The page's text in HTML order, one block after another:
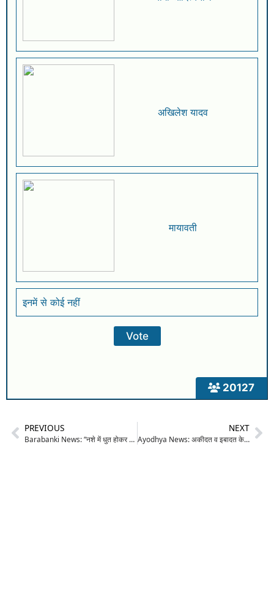
20127
अखिलेश यादव
मायावती
इनमें से कोई नहीं
PREVIOUS
Barabanki News: “नशे में धुत होकर घर में घुसे, जेवर-मोबाइल कर दिए गायब”—महिला ग्राम प्रधान ने चौकी इंचार्ज पर लगाए संगीन आरोप; मचा हड़कंप
NEXT
Ayodhya News: अकीदत व इबादत के साथ मनाई गई शब-ए-बरात, जिगिनियां गांव में दुआओं से गूंजी फ़िज़ा